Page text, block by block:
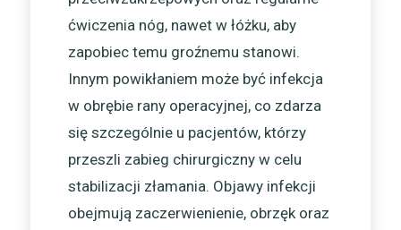
ćwiczenia nóg, nawet w łóżku, aby
zapobiec temu groźnemu stanowi.
Innym powikłaniem może być infekcja
w obrębie rany operacyjnej, co zdarza
się szczególnie u pacjentów, którzy
przeszli zabieg chirurgiczny w celu
stabilizacji złamania. Objawy infekcji
obejmują zaczerwienienie, obrzęk oraz